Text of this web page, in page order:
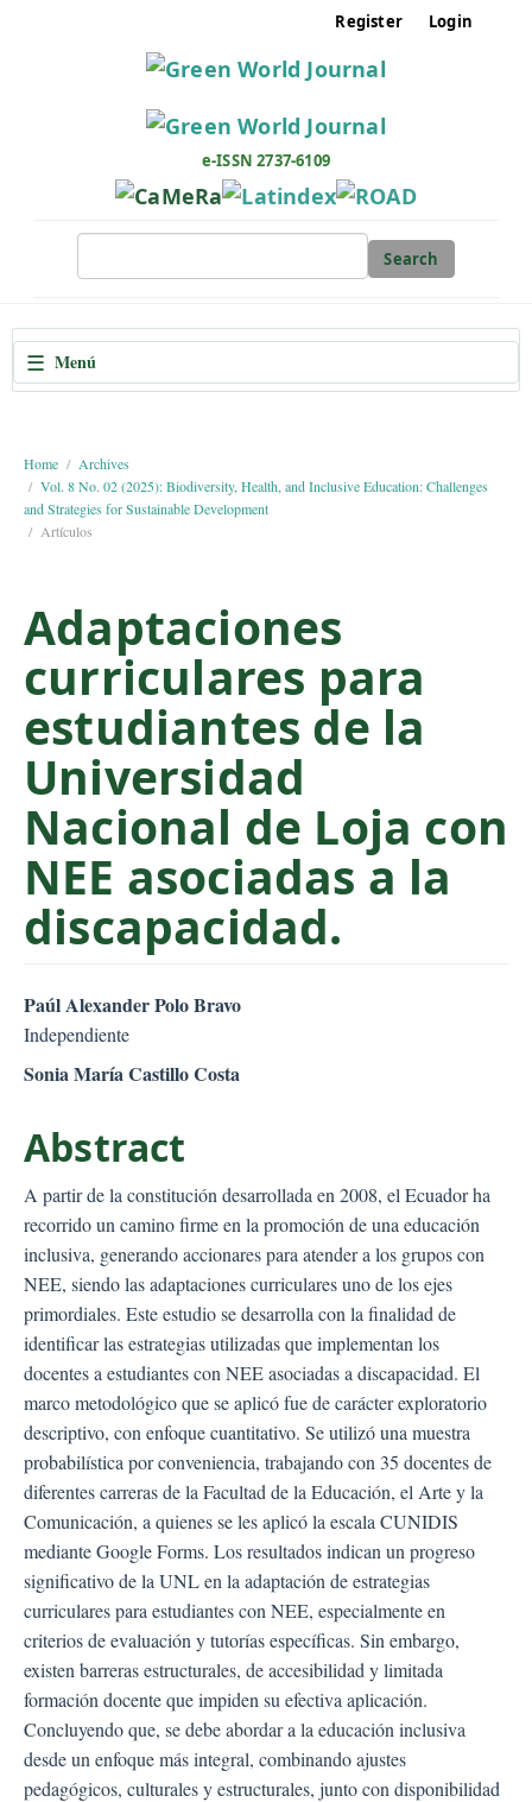
i
o
n
a
i
n
t
e
n
t
S
i
d
e
b
a
Register Login
e-ISSN 2737-6109
Search
☰ Menú
Home
Archives
Vol. 8 No. 02 (2025): Biodiversity, Health, and Inclusive Education: Challenges
and Strategies for Sustainable Development
Artículos
Adaptaciones
curriculares para
estudiantes de la
Universidad
Nacional de Loja con
NEE asociadas a la
discapacidad.
Paúl Alexander Polo Bravo
Independiente
Sonia María Castillo Costa
Abstract
A partir de la constitución desarrollada en 2008, el Ecuador ha
recorrido un camino firme en la promoción de una educación
inclusiva, generando accionares para atender a los grupos con
NEE, siendo las adaptaciones curriculares uno de los ejes
primordiales. Este estudio se desarrolla con la finalidad de
identificar las estrategias utilizadas que implementan los
docentes a estudiantes con NEE asociadas a discapacidad. El
marco metodológico que se aplicó fue de carácter exploratorio
descriptivo, con enfoque cuantitativo. Se utilizó una muestra
probabilística por conveniencia, trabajando con 35 docentes de
diferentes carreras de la Facultad de la Educación, el Arte y la
Comunicación, a quienes se les aplicó la escala CUNIDIS
mediante Google Forms. Los resultados indican un progreso
significativo de la UNL en la adaptación de estrategias
curriculares para estudiantes con NEE, especialmente en
criterios de evaluación y tutorías específicas. Sin embargo,
existen barreras estructurales, de accesibilidad y limitada
formación docente que impiden su efectiva aplicación.
Concluyendo que, se debe abordar a la educación inclusiva
desde un enfoque más integral, combinando ajustes
pedagógicos, culturales y estructurales, junto con disponibilidad